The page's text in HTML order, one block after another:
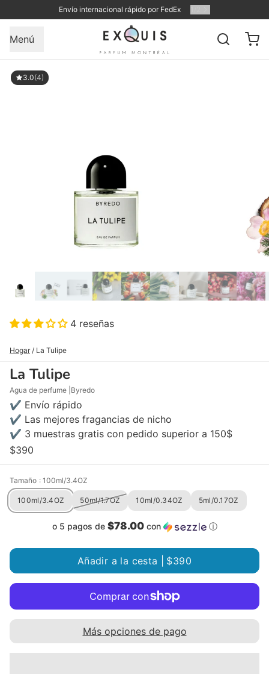
Envío internacional rápido por FedEx
Menú
3.0(4)
4 reseñas
Hogar / La Tulipe
La Tulipe
Agua de perfume Byredo
✔ Envío rápido
✔ Las mejores fragancias de nicho
✔ 3 muestras gratis con pedido superior a 150$
$390
Tamaño : 100ml/3.4OZ
100ml/3.4OZ 50ml/1.7OZ 10ml/0.34OZ 5ml/0.17OZ
o 5 pagos de $78.00con ⓘ
$390
Más opciones de pago